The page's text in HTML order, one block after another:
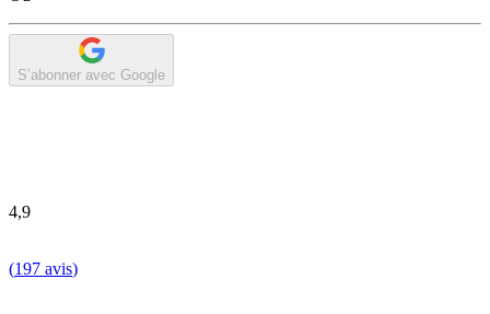
S’abonner avec Google
4,9
(197 avis)